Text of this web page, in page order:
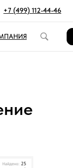
+7 (499) 112-44-46